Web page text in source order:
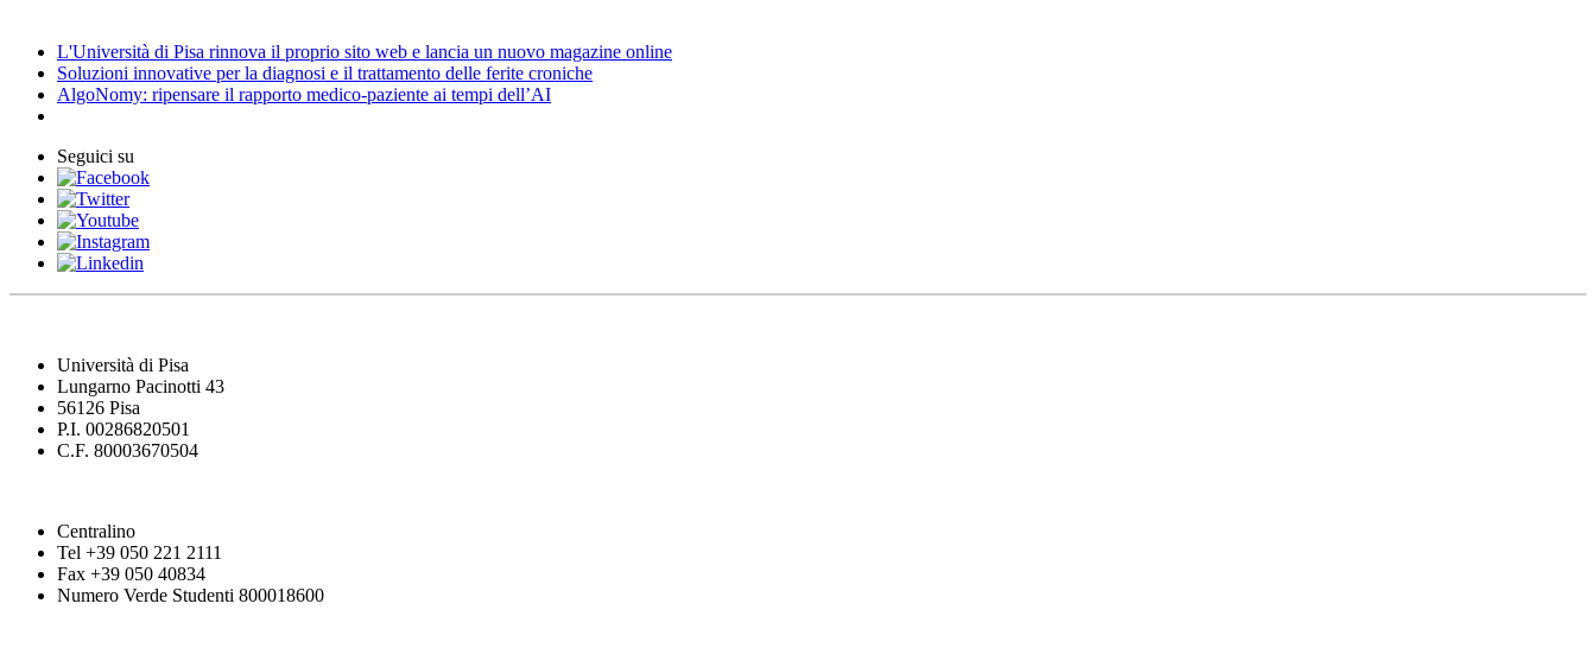
L'Università di Pisa rinnova il proprio sito web e lancia un nuovo magazine online
Soluzioni innovative per la diagnosi e il trattamento delle ferite croniche
AlgoNomy: ripensare il rapporto medico-paziente ai tempi dell’AI
Seguici su
Università di Pisa
Lungarno Pacinotti 43
56126 Pisa
P.I. 00286820501
C.F. 80003670504
Centralino
Tel +39 050 221 2111
Fax +39 050 40834
Numero Verde Studenti 800018600